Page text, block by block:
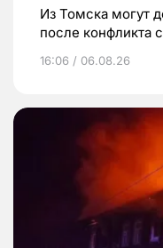
Из Томска могут
после конфликта
16:06 / 06.08.26